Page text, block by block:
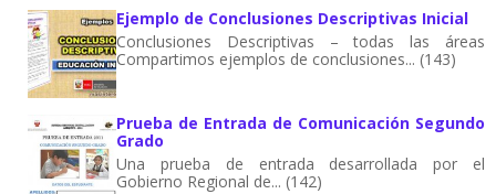
Ejemplo de Conclusiones Descriptivas Inicial
Conclusiones Descriptivas – todas las áreas
Compartimos ejemplos de conclusiones... (143)
Prueba de Entrada de Comunicación Segundo
Grado
Una prueba de entrada desarrollada por el
Gobierno Regional de... (142)